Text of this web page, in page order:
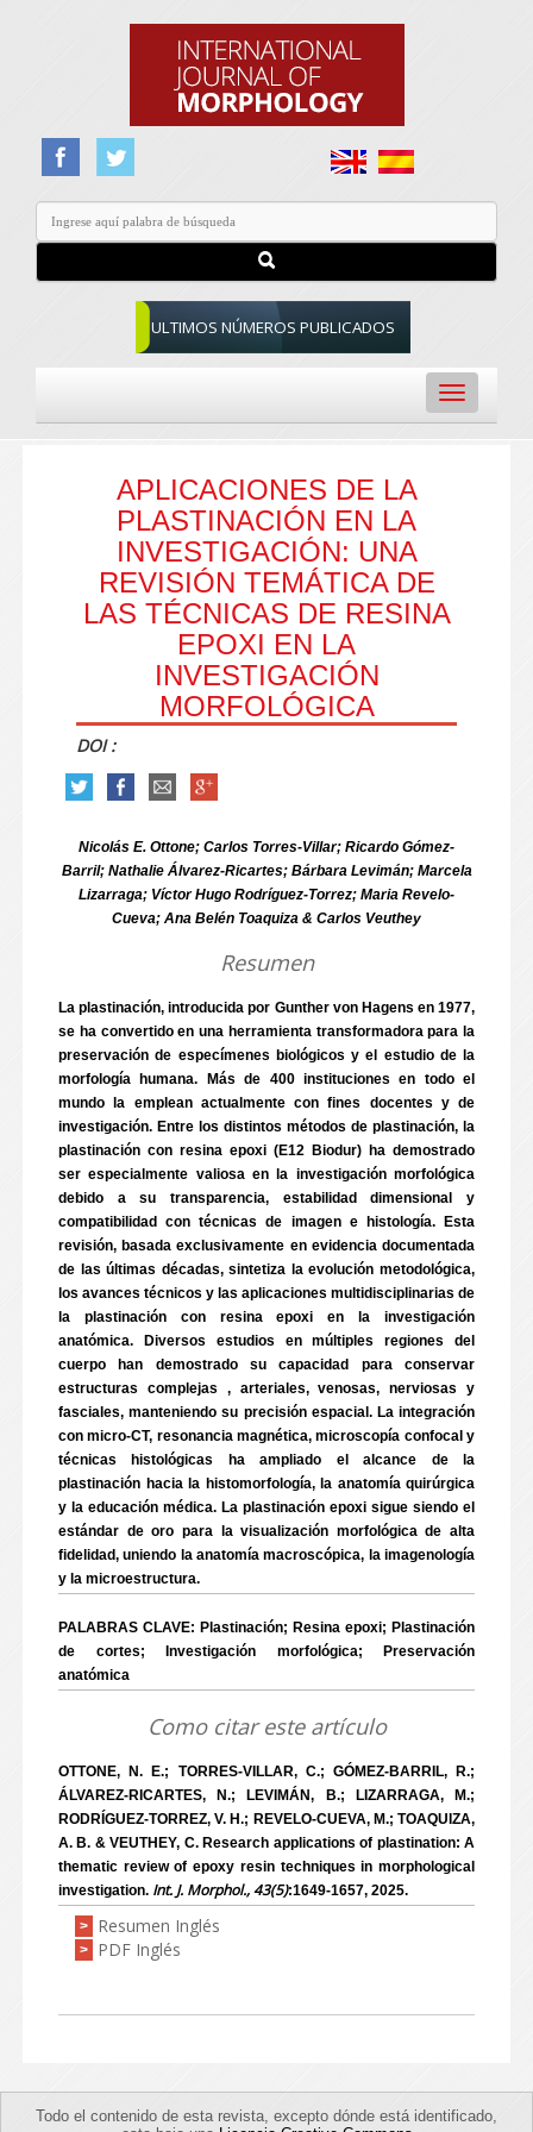
ULTIMOS NÚMEROS PUBLICADOS
Toggle
navigation
APLICACIONES DE LA
PLASTINACIÓN EN LA
INVESTIGACIÓN: UNA
REVISIÓN TEMÁTICA DE
LAS TÉCNICAS DE RESINA
EPOXI EN LA
INVESTIGACIÓN
MORFOLÓGICA
DOI :
Nicolás E. Ottone; Carlos Torres-Villar; Ricardo Gómez-
Barril; Nathalie Álvarez-Ricartes; Bárbara Levimán; Marcela
Lizarraga; Víctor Hugo Rodríguez-Torrez; Maria Revelo-
Cueva; Ana Belén Toaquiza & Carlos Veuthey
Resumen
La plastinación, introducida por Gunther von Hagens en 1977,
se ha convertido en una herramienta transformadora para la
preservación de especímenes biológicos y el estudio de la
morfología humana. Más de 400 instituciones en todo el
mundo la emplean actualmente con fines docentes y de
investigación. Entre los distintos métodos de plastinación, la
plastinación con resina epoxi (E12 Biodur) ha demostrado
ser especialmente valiosa en la investigación morfológica
debido a su transparencia, estabilidad dimensional y
compatibilidad con técnicas de imagen e histología. Esta
revisión, basada exclusivamente en evidencia documentada
de las últimas décadas, sintetiza la evolución metodológica,
los avances técnicos y las aplicaciones multidisciplinarias de
la plastinación con resina epoxi en la investigación
anatómica. Diversos estudios en múltiples regiones del
cuerpo han demostrado su capacidad para conservar
estructuras complejas , arteriales, venosas, nerviosas y
fasciales, manteniendo su precisión espacial. La integración
con micro-CT, resonancia magnética, microscopía confocal y
técnicas histológicas ha ampliado el alcance de la
plastinación hacia la histomorfología, la anatomía quirúrgica
y la educación médica. La plastinación epoxi sigue siendo el
estándar de oro para la visualización morfológica de alta
fidelidad, uniendo la anatomía macroscópica, la imagenología
y la microestructura.
PALABRAS CLAVE: Plastinación; Resina epoxi; Plastinación
de cortes; Investigación morfológica; Preservación
anatómica
Como citar este artículo
OTTONE, N. E.; TORRES-VILLAR, C.; GÓMEZ-BARRIL, R.;
ÁLVAREZ-RICARTES, N.; LEVIMÁN, B.; LIZARRAGA, M.;
RODRÍGUEZ-TORREZ, V. H.; REVELO-CUEVA, M.; TOAQUIZA,
A. B. & VEUTHEY, C. Research applications of plastination: A
thematic review of epoxy resin techniques in morphological
investigation. Int. J. Morphol., 43(5):1649-1657, 2025.
> Resumen Inglés
> PDF Inglés
Todo el contenido de esta revista, excepto dónde está identificado,